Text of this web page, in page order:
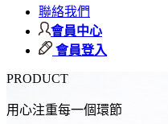
聯絡我們
會員中心
會員登入
PRODUCT
用心注重每一個環節